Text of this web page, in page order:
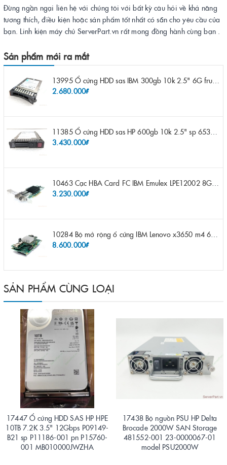
Đừng ngần ngại liên hệ với chúng tôi với bất kỳ câu hỏi về khả năng
tương thích, điều kiện hoặc sản phẩm tốt nhất có sẵn cho yêu cầu của
bạn. Linh kiện máy chủ ServerPart.vn rất mong đồng hành cùng bạn .
Sản phẩm mới ra mắt
13995 Ổ cứng HDD sas IBM 300gb 10k 2.5" 6G fru 44W2265 opt 44W2264 pn 44W2268 ST9300503SS
2.680.000₫
11385 Ổ cứng HDD sas HP 600gb 10k 2.5" sp 653957-001 pn 619286-003 pn 641552-003 pn 689287-003 652583-B21
3.430.000₫
10463 Cạc HBA Card FC IBM Emulex LPE12002 8Gb 2 port FC SFP fru 42D0500 pn 42D0496 opt 42D0494 LPE12002
3.230.000₫
10284 Bộ mở rộng ổ cứng IBM Lenovo x3650 m4 69Y5319 8x 2.5" HS HDD Assembly Kit with Expander
8.600.000₫
SẢN PHẨM CÙNG LOẠI
17447 Ổ cứng HDD SAS HP HPE
10TB 7.2K 3.5" 12Gbps P09149-
B21 sp P11186-001 pn P15760-
001 MB010000JWZHA
17438 Bộ nguồn PSU HP Delta
Brocade 2000W SAN Storage
481552-001 23-0000067-01
model PSU2000W